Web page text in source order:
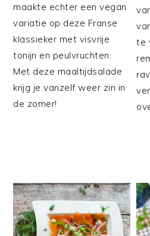
maakte echter een vegan
variatie op deze Franse
klassieker met visvrije
tonijn en peulvruchten.
Met deze maaltijdsalade
krijg je vanzelf weer zin in
de zomer!
te